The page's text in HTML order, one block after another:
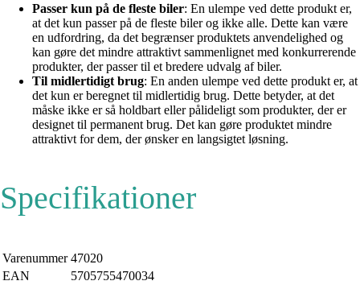
Passer kun på de fleste biler: En ulempe ved dette produkt er,
at det kun passer på de fleste biler og ikke alle. Dette kan være
en udfordring, da det begrænser produktets anvendelighed og
kan gøre det mindre attraktivt sammenlignet med konkurrerende
produkter, der passer til et bredere udvalg af biler.
Til midlertidigt brug: En anden ulempe ved dette produkt er, at
det kun er beregnet til midlertidig brug. Dette betyder, at det
måske ikke er så holdbart eller pålideligt som produkter, der er
designet til permanent brug. Det kan gøre produktet mindre
attraktivt for dem, der ønsker en langsigtet løsning.
Specifikationer
Varenummer 47020
EAN
5705755470034